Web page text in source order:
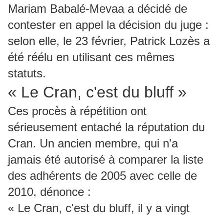
Mariam Babalé-Mevaa a décidé de
contester en appel la décision du juge :
selon elle, le 23 février, Patrick Lozès a
été réélu en utilisant ces mêmes
statuts.
« Le Cran, c'est du bluff »
Ces procès à répétition ont
sérieusement entaché la réputation du
Cran. Un ancien membre, qui n'a
jamais été autorisé à comparer la liste
des adhérents de 2005 avec celle de
2010, dénonce :
« Le Cran, c'est du bluff, il y a vingt